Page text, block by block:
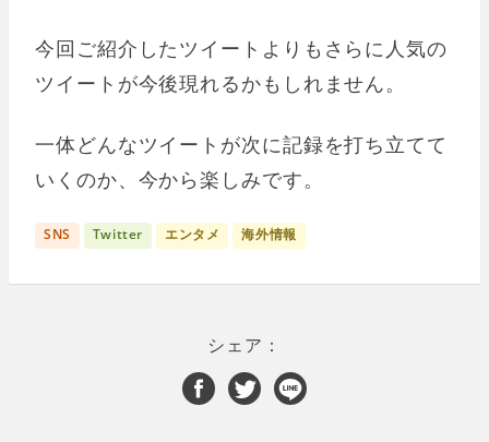
今回ご紹介したツイートよりもさらに人気の
ツイートが今後現れるかもしれません。
一体どんなツイートが次に記録を打ち立てて
いくのか、今から楽しみです。
SNS Twitter エンタメ 海外情報
シェア：